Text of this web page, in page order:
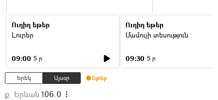
Ուղիղ եթեր
Լուրեր
09:00 5 ր
Ուղիղ եթեր
Մամուլի տեսություն
09:30 5 ր
Երեկ Այսօր Եթեր
ք. Երևան 106.0